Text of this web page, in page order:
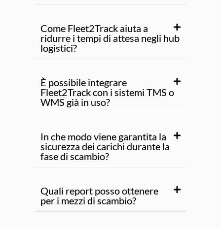
Come Fleet2Track aiuta a
ridurre i tempi di attesa negli hub
logistici?
È possibile integrare
Fleet2Track con i sistemi TMS o
WMS già in uso?
In che modo viene garantita la
sicurezza dei carichi durante la
fase di scambio?
Quali report posso ottenere
per i mezzi di scambio?